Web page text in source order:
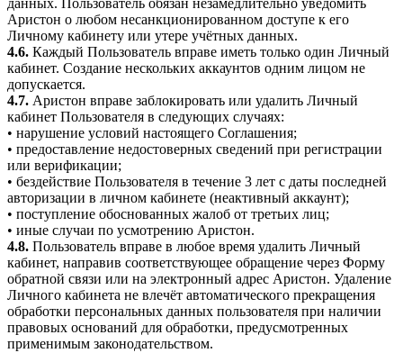
данных. Пользователь обязан незамедлительно уведомить
Аристон о любом несанкционированном доступе к его
Личному кабинету или утере учётных данных.
4.6. Каждый Пользователь вправе иметь только один Личный
кабинет. Создание нескольких аккаунтов одним лицом не
допускается.
4.7. Аристон вправе заблокировать или удалить Личный
кабинет Пользователя в следующих случаях:
• нарушение условий настоящего Соглашения;
• предоставление недостоверных сведений при регистрации
или верификации;
• бездействие Пользователя в течение 3 лет с даты последней
авторизации в личном кабинете (неактивный аккаунт);
• поступление обоснованных жалоб от третьих лиц;
• иные случаи по усмотрению Аристон.
4.8. Пользователь вправе в любое время удалить Личный
кабинет, направив соответствующее обращение через Форму
обратной связи или на электронный адрес Аристон. Удаление
Личного кабинета не влечёт автоматического прекращения
обработки персональных данных пользователя при наличии
правовых оснований для обработки, предусмотренных
применимым законодательством.